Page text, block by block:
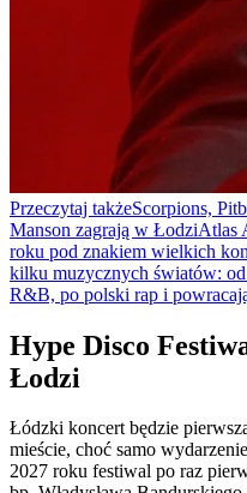
Przeczytaj takżeScorpions,
Manson zagrają w ŁodziAtlas
roku pod znakiem wielkich
kilku muzycznych światów:
R&B, po polski rap i
Hype Disco
Łodzi
Łódzki koncert będzie
mieście, choć samo
2027 roku festiwal po raz